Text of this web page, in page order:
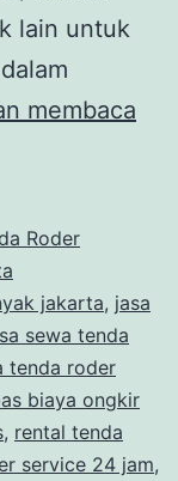
lain untuk
membaca
Roder
jakarta, jasa
sewa tenda
tenda roder
biaya ongkir
, rental tenda
service 24 jam,